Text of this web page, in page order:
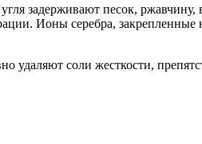
задерживают песок, ржавчину,
Ионы серебра,
удаляют соли жесткости,